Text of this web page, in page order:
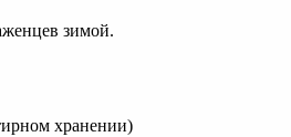
зимой.
хранении)